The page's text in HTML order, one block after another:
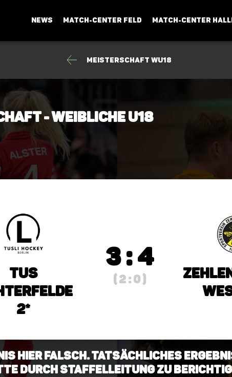
NEWS MATCH-CENTER FELD MATCH-CENTER
Meisterschaft wU18
- Weibliche U18
TuS
2*
3 : 4
( 2 : 0 )
hier falsch. Tatsächliches
durch Staffelleitung zu